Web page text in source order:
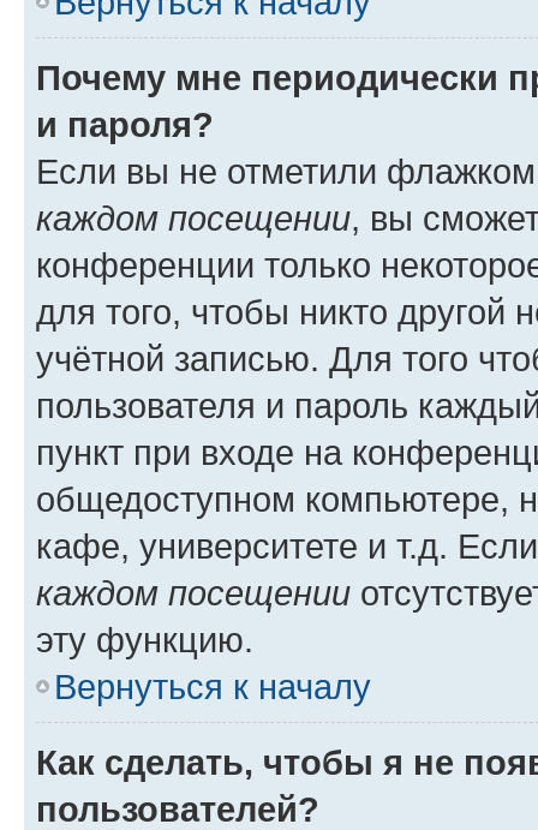
Почему мне периодически
и пароля?
Если вы не отметили
каждом посещении, вы
конференции только
для того, чтобы никто другой
учётной записью. Для того
пользователя и пароль
пункт при входе на
общедоступном компьютере,
кафе, университете и т.д.
каждом посещении
эту функцию.
Вернуться к началу
Как сделать, чтобы я не
пользователей?